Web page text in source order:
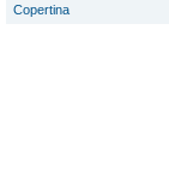
Copertina